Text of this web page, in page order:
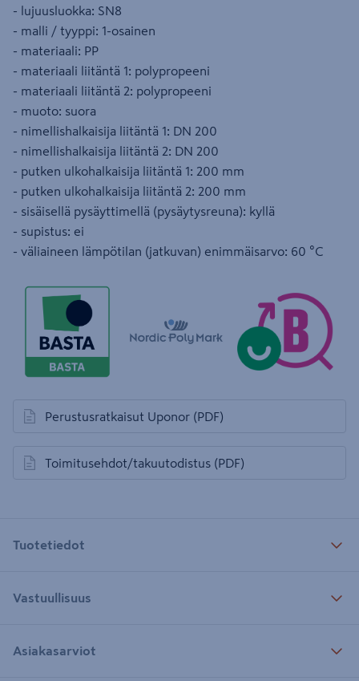
- lujuusluokka: SN8
- malli / tyyppi: 1-osainen
- materiaali: PP
- materiaali liitäntä 1: polypropeeni
- materiaali liitäntä 2: polypropeeni
- muoto: suora
- nimellishalkaisija liitäntä 1: DN 200
- nimellishalkaisija liitäntä 2: DN 200
- putken ulkohalkaisija liitäntä 1: 200 mm
- putken ulkohalkaisija liitäntä 2: 200 mm
- sisäisellä pysäyttimellä (pysäytysreuna): kyllä
- supistus: ei
- väliaineen lämpötilan (jatkuvan) enimmäisarvo: 60 °C
Perustusratkaisut Uponor (PDF)
avautuu uuteen välilehteen
Toimitusehdot/takuutodistus (PDF)
avautuu uuteen välilehteen
Tuotetiedot
Vastuullisuus
Asiakasarviot